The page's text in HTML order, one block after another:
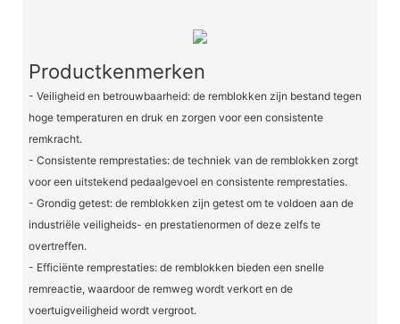
Productkenmerken
- Veiligheid en betrouwbaarheid: de remblokken zijn bestand tegen
hoge temperaturen en druk en zorgen voor een consistente
remkracht.
- Consistente remprestaties: de techniek van de remblokken zorgt
voor een uitstekend pedaalgevoel en consistente remprestaties.
- Grondig getest: de remblokken zijn getest om te voldoen aan de
industriële veiligheids- en prestatienormen of deze zelfs te
overtreffen.
- Efficiënte remprestaties: de remblokken bieden een snelle
remreactie, waardoor de remweg wordt verkort en de
voertuigveiligheid wordt vergroot.